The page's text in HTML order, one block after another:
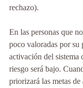
rechazo).
En las personas que
poco valoradas por su
activación del sistema
riesgo será bajo.
priorizará las metas